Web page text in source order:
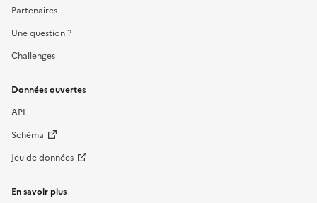
Partenaires
Une question ?
Challenges
Données ouvertes
API
Schéma
Jeu de données
En savoir plus